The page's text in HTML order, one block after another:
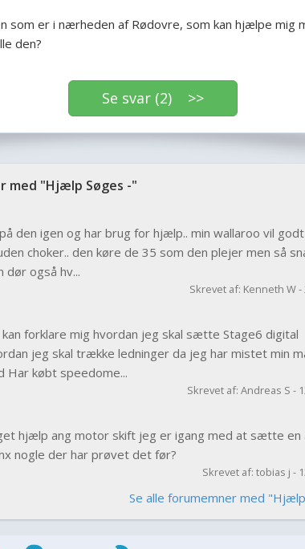
som er i nærheden af Rødovre, som kan hjælpe mig
den?
Se svar (2) >>
med "Hjælp Søges -"
den igen og har brug for hjælp.. min wallaroo vil
choker.. den køre de 35 som den plejer men så
dør også hv...
Skrevet af: Kenneth W -
forklare mig hvordan jeg skal sætte Stage6 digital
jeg skal trække ledninger da jeg har mistet min
Har købt speedome...
Skrevet af: Andreas S -
hjælp ang motor skift jeg er igang med at sætte en
nogle der har prøvet det før?
Skrevet af: tobias j -
Se alle forumemner med